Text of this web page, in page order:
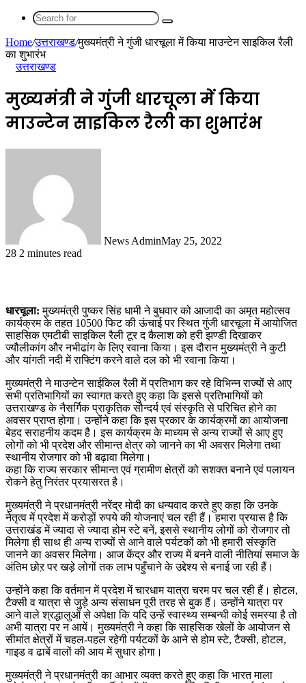
Search
Home/उत्तराखण्ड/मुख्यमंत्री ने गुंजी धारचूला में किया माउन्टेन साइकिल रैली
का शुभारंभ
उत्तराखण्ड
मुख्यमंत्री ने गुंजी धारचूला में किया
माउन्टेन साइकिल रैली का शुभारंभ
News AdminMay 25, 2022
28 2 minutes read
धारचूला:मुख्यमंत्री पुष्कर सिंह धामी ने बुधवार को आजादी का अमृत महोत्सव
कार्यक्रम के तहत 10500 फिट की ऊंचाई पर स्थित गुंजी धारचूला में आयोजित
साहसिक एमटीबी साइकिल रैली टूर द कैलाश को हरी झण्डी दिखाकर
ज्यौलीकांग और नभीढांग के लिए रवाना किया। इस दौरान मुख्यमंत्री ने कुटी
और यांगती नदी में राफ्टिंग करने वाले दल को भी रवाना किया।
मुख्यमंत्री ने माउन्टेन साईकिल रैली में प्रतिभाग कर रहे विभिन्न राज्यों से आए
सभी प्रतिभागियों का स्वागत करते हुए कहा कि इससे प्रतिभागियों को
उत्तराखण्ड के नैसर्गिक प्राकृतिक सौन्दर्य एवं संस्कृति से परिचित होने का
अवसर प्राप्त होगा। उन्होंने कहा कि इस प्रकार के कार्यक्रमों का आयोजना
बेहद सराहनीय कदम है। इस कार्यक्रम के माध्यम से अन्य राज्यों से आए हुए
लोगों को भी प्रदेश और सीमान्त क्षेत्र को जानने का भी अवसर मिलेगा तथा
स्थानीय रोजगार को भी बढ़ावा मिलेगा।
कहा कि राज्य सरकार सीमान्त एवं ग्रामीण क्षेत्रों को सशक्त बनाने एवं पलायन
रोकने हेतु निरंतर प्रयासरत है।
मुख्यमंत्री ने प्रधानमंत्री नरेंद्र मोदी का धन्यवाद करते हुए कहा कि उनके
नेतृत्व में प्रदेश में करोड़ों रुपये की योजनाएं चल रही हैं। हमारा प्रयास है कि
उत्तराखंड में ज्यादा से ज्यादा होम स्टे बनें, इससे स्थानीय लोगों को रोजगार तो
मिलेगा ही साथ ही अन्य राज्यों से आने वाले पर्यटकों को भी हमारी संस्कृति
जानने का अवसर मिलेगा। आज केंद्र और राज्य में बनने वाली नीतियां समाज के
अंतिम छोऱ पर खड़े लोगों तक लाभ पहुँचाने के उद्देश्य से बनाई जा रही हैं।
उन्होंने कहा कि वर्तमान में प्रदेश में चारधाम यात्रा चरम पर चल रही हैं। होटल,
टैक्सी व यात्रा से जुड़े अन्य संसाधन पूरी तरह से बुक हैं। उन्होंने यात्रा पर
आने वाले श्रद्धालुओं से अपेक्षा कि यदि उन्हें स्वास्थ्य सम्बन्धी कोई समस्या है तो
अभी यात्रा पर न आयें। मुख्यमंत्री ने कहा कि साहसिक खेलों के आयोजन से
सीमांत क्षेत्रों में चहल-पहल रहेगी पर्यटकों के आने से होम स्टे, टैक्सी, होटल,
गाइड व ढाबें वालों की आय में सुधार होगा।
मुख्यमंत्री ने प्रधानमंत्री का आभार व्यक्त करते हुए कहा कि भारत माला